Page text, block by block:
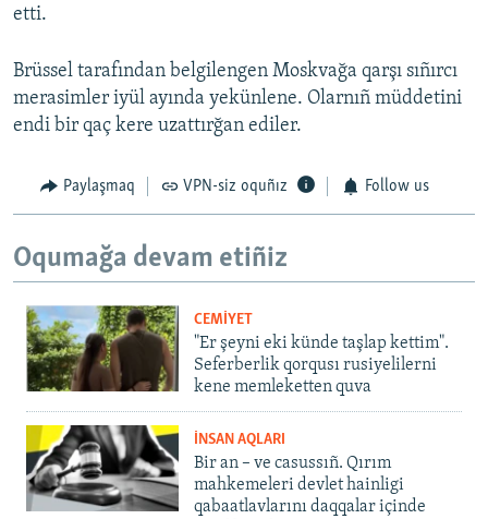
etti.
Brüssel tarafından belgilengen Moskvağa qarşı sıñırcı
merasimler iyül ayında yekünlene. Olarnıñ müddetini
endi bir qaç kere uzattırğan ediler.
Paylaşmaq VPN-siz oquñız Follow us
Oqumağa devam etiñiz
CEMİYET
"Er şeyni eki künde taşlap kettim".
Seferberlik qorqusı rusiyelilerni
kene memleketten quva
İNSAN AQLARI
Bir an – ve casussıñ. Qırım
mahkemeleri devlet hainligi
qabaatlavlarını daqqalar içinde